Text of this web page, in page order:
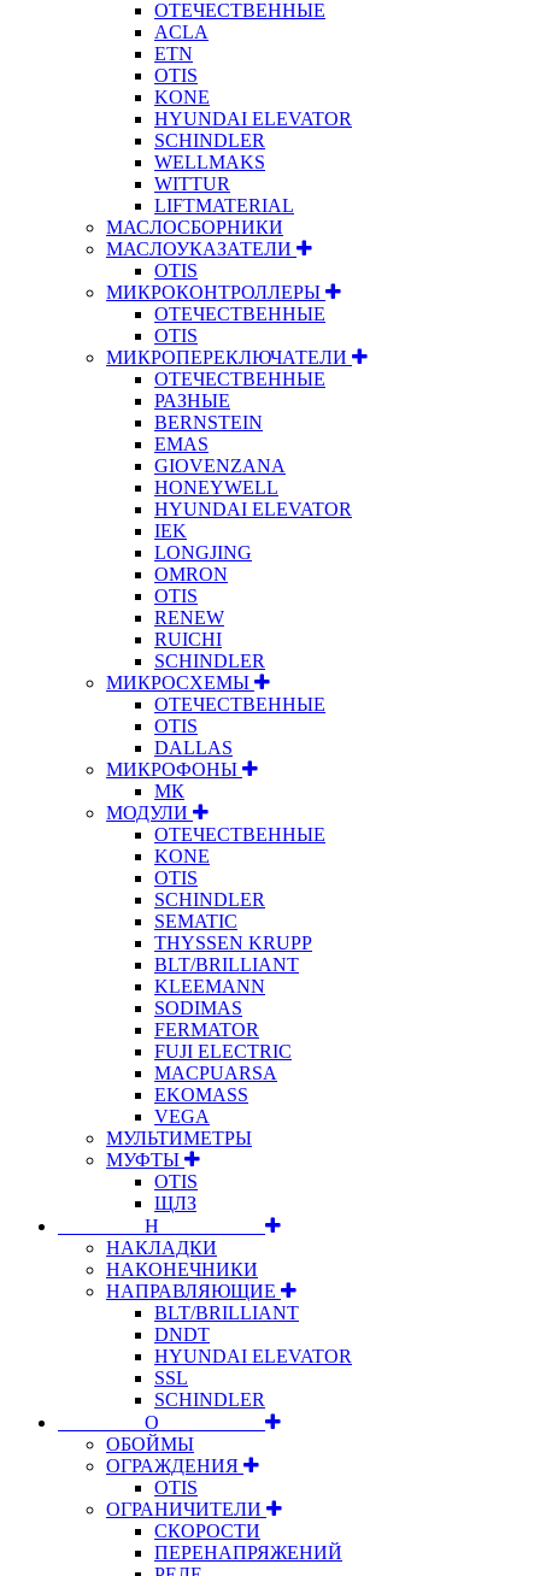
ОТЕЧЕСТВЕННЫЕ
ACLA
ETN
OTIS
KONE
HYUNDAI ELEVATOR
SCHINDLER
WELLMAKS
WITTUR
LIFTMATERIAL
МАСЛОСБОРНИКИ
МАСЛОУКАЗАТЕЛИ
OTIS
МИКРОКОНТРОЛЛЕРЫ
ОТЕЧЕСТВЕННЫЕ
OTIS
МИКРОПЕРЕКЛЮЧАТЕЛИ
ОТЕЧЕСТВЕННЫЕ
РАЗНЫЕ
BERNSTEIN
EMAS
GIOVENZANA
HONEYWELL
HYUNDAI ELEVATOR
IEK
LONGJING
OMRON
OTIS
RENEW
RUICHI
SCHINDLER
МИКРОСХЕМЫ
ОТЕЧЕСТВЕННЫЕ
OTIS
DALLAS
МИКРОФОНЫ
МК
МОДУЛИ
ОТЕЧЕСТВЕННЫЕ
KONE
OTIS
SCHINDLER
SEMATIC
THYSSEN KRUPP
BLT/BRILLIANT
KLEEMANN
SODIMAS
FERMATOR
FUJI ELECTRIC
MACPUARSA
EKOMASS
VEGA
МУЛЬТИМЕТРЫ
МУФТЫ
OTIS
ЩЛЗ
⠀⠀⠀⠀⠀⠀Н⠀⠀⠀⠀⠀⠀⠀
НАКЛАДКИ
НАКОНЕЧНИКИ
НАПРАВЛЯЮЩИЕ
BLT/BRILLIANT
DNDT
HYUNDAI ELEVATOR
SSL
SCHINDLER
⠀⠀⠀⠀⠀⠀О⠀⠀⠀⠀⠀⠀⠀
ОБОЙМЫ
ОГРАЖДЕНИЯ
OTIS
ОГРАНИЧИТЕЛИ
СКОРОСТИ
ПЕРЕНАПРЯЖЕНИЙ